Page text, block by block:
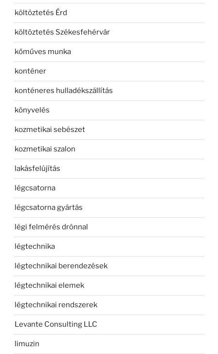
költöztetés Érd
költöztetés Székesfehérvár
kőműves munka
konténer
konténeres hulladékszállítás
könyvelés
kozmetikai sebészet
kozmetikai szalon
lakásfelújítás
légcsatorna
légcsatorna gyártás
légi felmérés drónnal
légtechnika
légtechnikai berendezések
légtechnikai elemek
légtechnikai rendszerek
Levante Consulting LLC
limuzin